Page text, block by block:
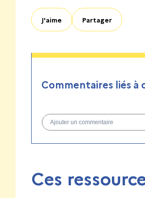
J'aime Partager
Commentaires liés à
Ajouter un commentaire
Ces